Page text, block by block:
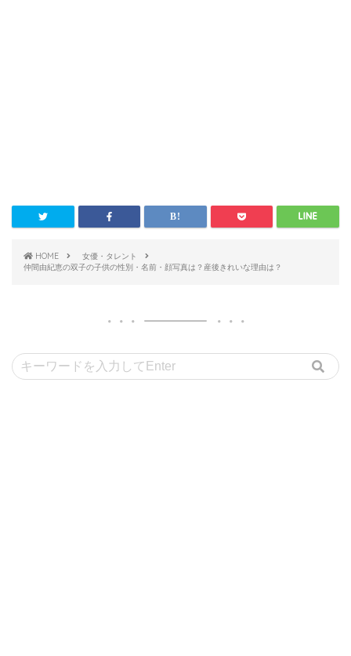
HOME
女優・タレント
仲間由紀恵の双子の子供の性別・名前・顔写真は？産後きれいな理由は？